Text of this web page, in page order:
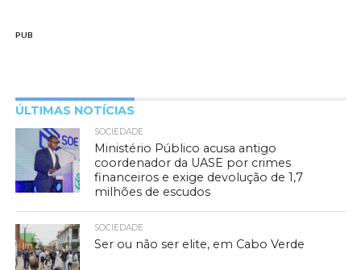
PUB
ÚLTIMAS NOTÍCIAS
SOCIEDADE
Ministério Público acusa antigo
coordenador da UASE por crimes
financeiros e exige devolução de 1,7
milhões de escudos
SOCIEDADE
Ser ou não ser elite, em Cabo Verde